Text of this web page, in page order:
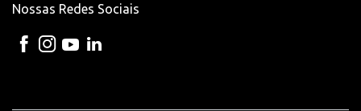
Nossas Redes Sociais